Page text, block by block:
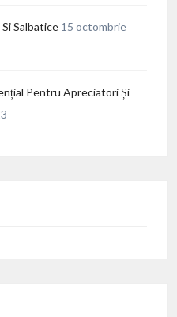
Salbatice 15 octombrie
Pentru Apreciatori Și